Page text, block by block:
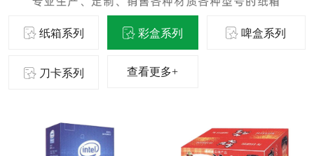
纸箱系列 彩盒系列 啤盒系列
刀卡系列 查看更多+